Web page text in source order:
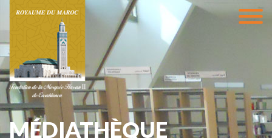
MÉDIATHÈQUE